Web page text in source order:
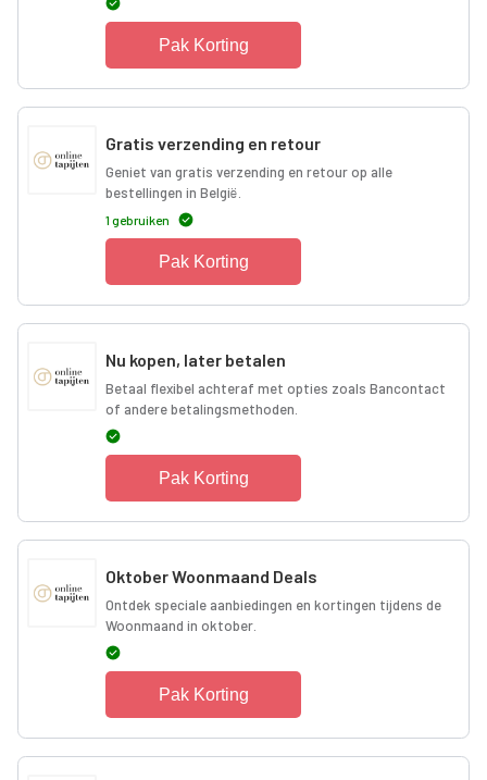
Pak Korting
Gratis verzending en retour
Geniet van gratis verzending en retour op alle
bestellingen in België.
1 gebruiken
Pak Korting
Nu kopen, later betalen
Betaal flexibel achteraf met opties zoals Bancontact
of andere betalingsmethoden.
Pak Korting
Oktober Woonmaand Deals
Ontdek speciale aanbiedingen en kortingen tijdens de
Woonmaand in oktober.
Pak Korting